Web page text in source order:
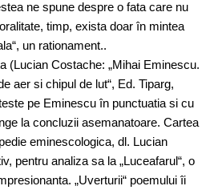
ne spune despre o fata care nu
timp, exista doar în mintea
un rationament..
(Lucian Costache: „Mihai Eminescu.
aer si chipul de lut“, Ed. Tiparg,
pe Eminescu în punctuatia si cu
la concluzii asemanatoare. Cartea
eminescologica, dl. Lucian
pentru analiza sa la „Luceafarul“, o
„Uverturii“ poemului îi